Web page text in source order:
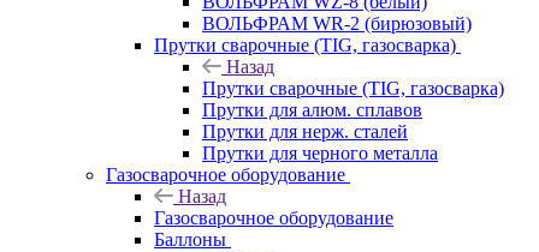
ВОЛЬФРАМ WR-2 (бирюзовый)
Прутки сварочные (TIG, газосварка)
Назад
Прутки сварочные (TIG, газосварка)
Прутки для алюм. сплавов
Прутки для нерж. сталей
Прутки для черного металла
Газосварочное оборудование
Назад
Газосварочное оборудование
Баллоны